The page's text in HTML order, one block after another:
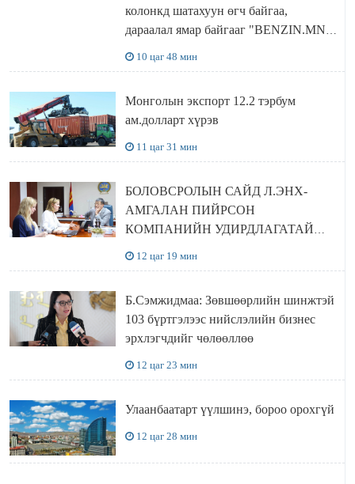
колонкд шатахуун өгч байгаа,
дараалал ямар байгааг "BENZIN.MN”
10 цаг 48 мин
Монголын экспорт 12.2 тэрбум
ам.долларт хүрэв
11 цаг 31 мин
БОЛОВСРОЛЫН САЙД Л.ЭНХ-
АМГАЛАН ПИЙРСОН
КОМПАНИЙН УДИРДЛАГАТАЙ
12 цаг 19 мин
Б.Сэмжидмаа: Зөвшөөрлийн шинжтэй
103 бүртгэлээс нийслэлийн бизнес
эрхлэгчдийг чөлөөллөө
12 цаг 23 мин
Улаанбаатарт үүлшинэ, бороо орохгүй
12 цаг 28 мин